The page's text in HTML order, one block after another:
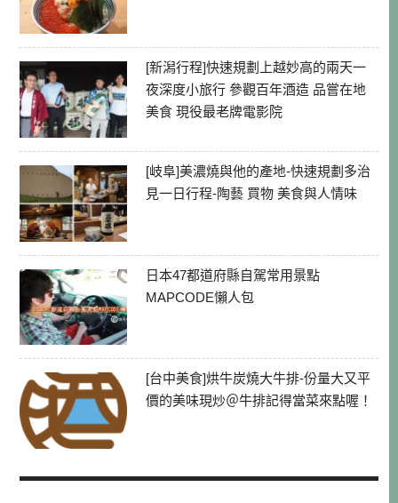
[新潟行程]快速規劃上越妙高的兩天一
夜深度小旅行 參觀百年酒造 品嘗在地
美食 現役最老牌電影院
[岐阜]美濃燒與他的產地-快速規劃多治
見一日行程-陶藝 買物 美食與人情味
日本47都道府縣自駕常用景點
MAPCODE懶人包
[台中美食]烘牛炭燒大牛排-份量大又平
價的美味現炒＠牛排記得當菜來點喔！